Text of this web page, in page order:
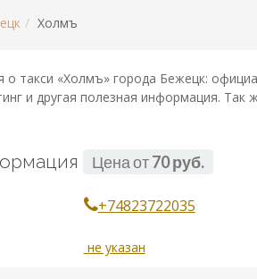
Холмъ
такси «Холмъ» города Бежецк:
и другая полезная информация.
Цена от70 руб.
+74823722035
не указан